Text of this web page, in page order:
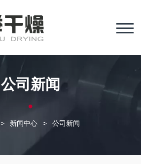
公司新闻
> 新闻中心 > 公司新闻